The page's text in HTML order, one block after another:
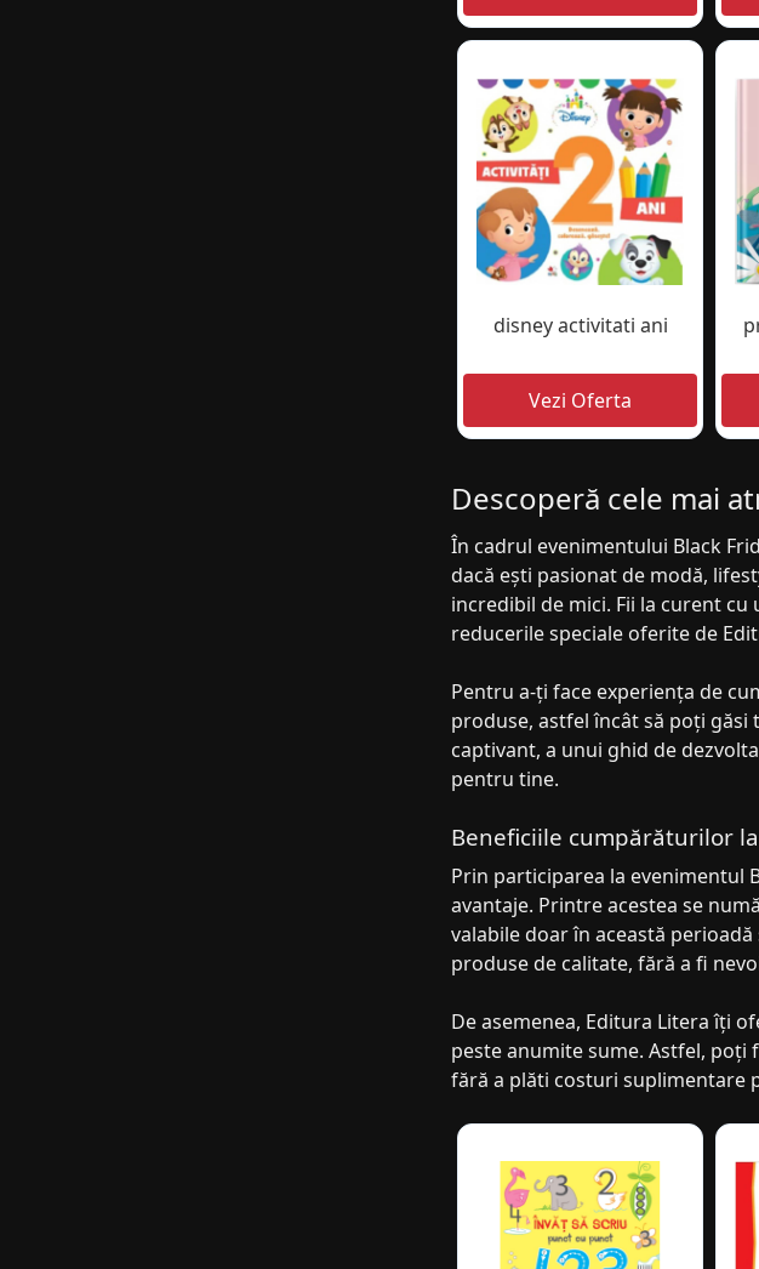
disney activitati ani
Descoperă cele mai
În cadrul evenimentului Black
dacă ești pasionat de modă,
incredibil de mici. Fii la curent
reducerile speciale oferite de
Pentru a-ți face experiența de
produse, astfel încât să poți
captivant, a unui ghid de
pentru tine.
Beneficiile cumpărăturilor
Prin participarea la evenimentul
avantaje. Printre acestea se
valabile doar în această
produse de calitate, fără a fi
De asemenea, Editura Litera îți
peste anumite sume. Astfel,
fără a plăti costuri suplimentare